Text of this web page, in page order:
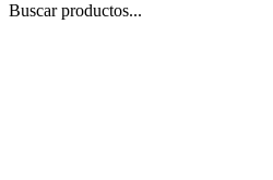
Buscar productos...